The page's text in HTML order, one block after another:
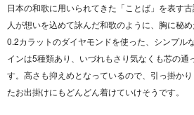
日本の和歌に用いられてきた「ことば」を表す古
人が想いを込めて詠んだ和歌のように、 胸に秘
0.2カラットのダイヤモンドを使った、シンプル
インは5種類あり、いづれもさり気なくも芯の通
す。高さも抑えめとなっているので、引っ掛か
たお出掛けにもどんどん着けていけそうです。